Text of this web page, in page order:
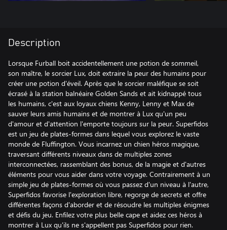
Description
Lorsque Furball boit accidentellement une potion de sommeil,
son maître, le sorcier Lux, doit extraire la peur des humains pour
créer une potion d'éveil. Après que le sorcier maléfique se soit
écrasé à la station balnéaire Golden Sands et ait kidnappé tous
les humains, c'est aux loyaux chiens Kenny, Lenny et Max de
sauver leurs amis humains et de montrer à Lux qu'un peu
d'amour et d'attention l'emporte toujours sur la peur. Superfidos
est un jeu de plates-formes dans lequel vous explorez le vaste
monde de Fluffington. Vous incarnez un chien héros magique,
traversant différents niveaux dans de multiples zones
interconnectées, rassemblant des bonus, de la magie et d'autres
éléments pour vous aider dans votre voyage. Contrairement à un
simple jeu de plates-formes où vous passez d'un niveau à l'autre,
Superfidos favorise l'exploration libre, regorge de secrets et offre
différentes façons d'aborder et de résoudre les multiples énigmes
et défis du jeu. Enfilez votre plus belle cape et aidez ces héros à
montrer à Lux qu'ils ne s'appellent pas Superfidos pour rien.